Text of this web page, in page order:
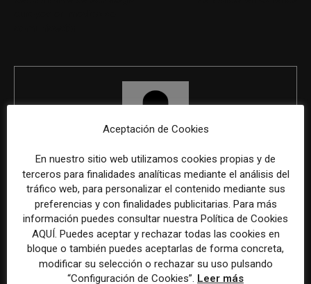
REDACCIÓN
ÚLTIMOS ARTÍCULOS
Aceptación de Cookies
En nuestro sitio web utilizamos cookies propias y de
terceros para finalidades analíticas mediante el análisis del
tráfico web, para personalizar el contenido mediante sus
preferencias y con finalidades publicitarias. Para más
información puedes consultar nuestra Política de Cookies
AQUÍ. Puedes aceptar y rechazar todas las cookies en
bloque o también puedes aceptarlas de forma concreta,
modificar su selección o rechazar su uso pulsando
“Configuración de Cookies”. Leer más